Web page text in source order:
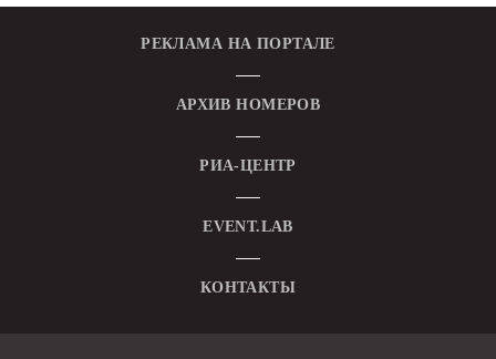
РЕКЛАМА НА ПОРТАЛЕ
АРХИВ НОМЕРОВ
РИА-ЦЕНТР
EVENT.LAB
КОНТАКТЫ